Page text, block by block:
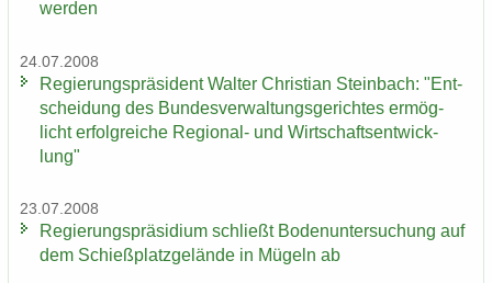
wer­den
24.07.2008
Re­gie­rungs­prä­si­dent Wal­ter Chris­ti­an Stein­bach: "Ent­
schei­dung des Bun­des­ver­wal­tungs­ge­rich­tes er­mög­
licht er­folg­rei­che Regional-​ und Wirt­schafts­ent­wick­
lung"
23.07.2008
Re­gie­rungs­prä­si­di­um schließt Bo­den­un­ter­su­chung auf
dem Schieß­platz­ge­län­de in Mü­geln ab